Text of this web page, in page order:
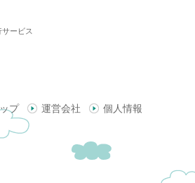
ービス
プ 運営会社 個人情報